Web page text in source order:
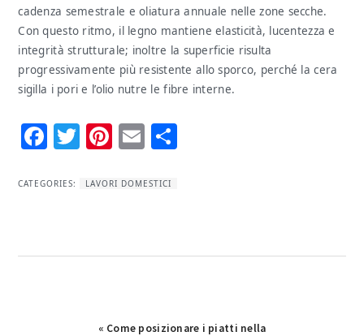
cadenza semestrale e oliatura annuale nelle zone secche.
Con questo ritmo, il legno mantiene elasticità, lucentezza e
integrità strutturale; inoltre la superficie risulta
progressivamente più resistente allo sporco, perché la cera
sigilla i pori e l’olio nutre le fibre interne.
Facebook
Twitter
Pinterest
Email
CATEGORIES: LAVORI DOMESTICI
Previous
« Come posizionare i piatti nella